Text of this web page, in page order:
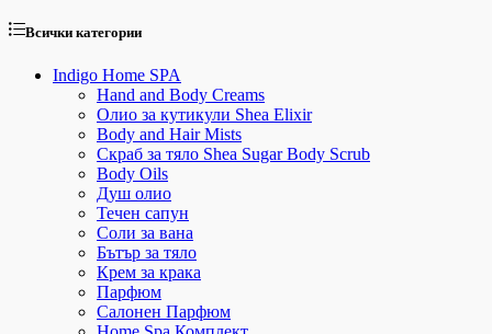
Всички категории
Indigo Home SPA
Hand and Body Creams
Олио за кутикули Shea Elixir
Body and Hair Mists
Скраб за тяло Shea Sugar Body Scrub
Body Oils
Душ олио
Течен сапун
Соли за вана
Бътър за тяло
Крем за крака
Парфюм
Салонен Парфюм